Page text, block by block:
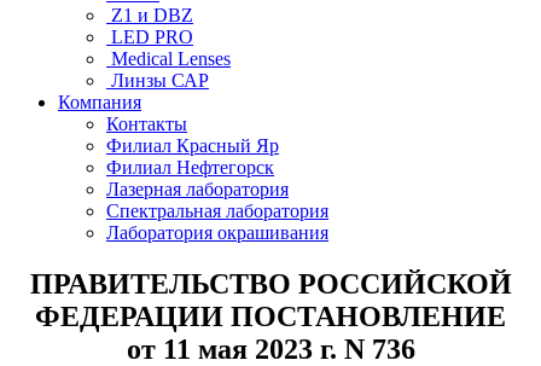
Z1 и DBZ
LED PRO
Medical Lenses
Линзы САР
Компания
Контакты
Филиал Красный Яр
Филиал Нефтегорск
Лазерная лаборатория
Спектральная лаборатория
Лаборатория окрашивания
ПРАВИТЕЛЬСТВО РОССИЙСКОЙ
ФЕДЕРАЦИИ ПОСТАНОВЛЕНИЕ
от 11 мая 2023 г. N 736